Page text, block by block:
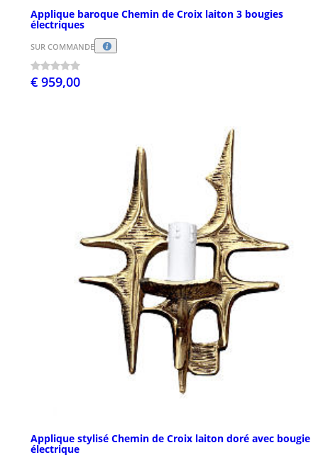
Applique baroque Chemin de Croix laiton 3 bougies
électriques
SUR COMMANDE
€ 959,00
Applique stylisé Chemin de Croix laiton doré avec bougie
électrique